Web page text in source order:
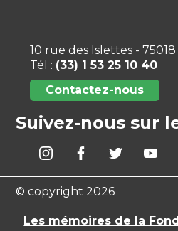
10 rue des Islettes - 75018
Tél : (33) 1 53 25 10 40
Contactez-nous
Suivez-nous sur
© copyright 2026
Les mémoires de la